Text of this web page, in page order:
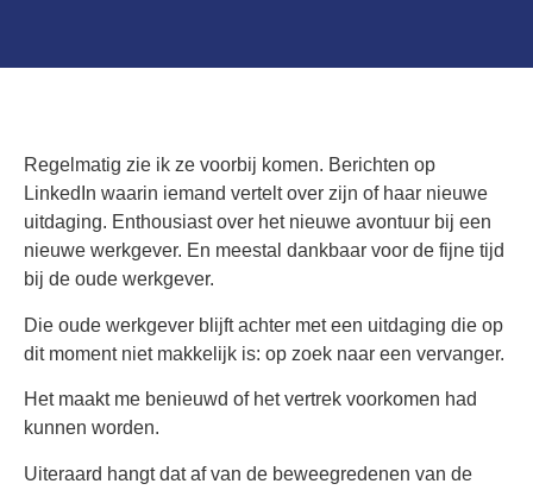
Regelmatig zie ik ze voorbij komen. Berichten op
LinkedIn waarin iemand vertelt over zijn of haar nieuwe
uitdaging. Enthousiast over het nieuwe avontuur bij een
nieuwe werkgever. En meestal dankbaar voor de fijne tijd
bij de oude werkgever.
Die oude werkgever blijft achter met een uitdaging die op
dit moment niet makkelijk is: op zoek naar een vervanger.
Het maakt me benieuwd of het vertrek voorkomen had
kunnen worden.
Uiteraard hangt dat af van de beweegredenen van de